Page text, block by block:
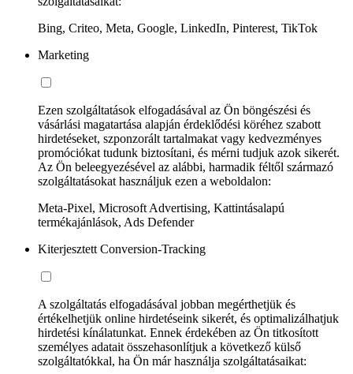
Bing, Criteo, Meta, Google, LinkedIn, Pinterest, TikTok
Marketing
Ezen szolgáltatások elfogadásával az Ön böngészési és
vásárlási magatartása alapján érdeklődési köréhez szabott
hirdetéseket, szponzorált tartalmakat vagy kedvezményes
promóciókat tudunk biztosítani, és mérni tudjuk azok sikerét.
Az Ön beleegyezésével az alábbi, harmadik féltől származó
szolgáltatásokat használjuk ezen a weboldalon:
Meta-Pixel, Microsoft Advertising, Kattintásalapú
termékajánlások, Ads Defender
Kiterjesztett Conversion-Tracking
A szolgáltatás elfogadásával jobban megérthetjük és
értékelhetjük online hirdetéseink sikerét, és optimalizálhatjuk
hirdetési kínálatunkat. Ennek érdekében az Ön titkosított
személyes adatait összehasonlítjuk a következő külső
szolgáltatókkal, ha Ön már használja szolgáltatásaikat: